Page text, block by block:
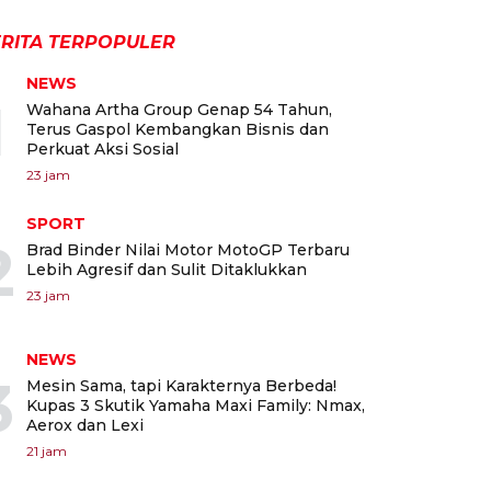
TERPOPULER
NEWS
Wahana Artha Group Genap 54 Tahun,
Terus Gaspol Kembangkan Bisnis dan
Perkuat Aksi Sosial
23 jam
SPORT
Brad Binder Nilai Motor MotoGP Terbaru
Lebih Agresif dan Sulit Ditaklukkan
23 jam
NEWS
Mesin Sama, tapi Karakternya Berbeda!
Kupas 3 Skutik Yamaha Maxi Family: Nmax,
Aerox dan Lexi
21 jam